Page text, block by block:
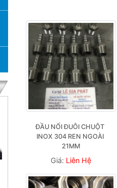
ĐẦU NỐI ĐUÔI CHUỘT
INOX 304 REN NGOÀI
21MM
Giá: Liên Hệ